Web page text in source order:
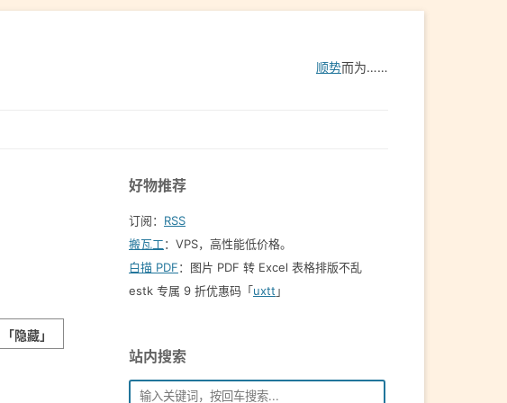
顺势而为……
「隐藏」
好物推荐
订阅： RSS
搬瓦工：VPS，高性能低价格。️
白描 PDF：图片 PDF 转 Excel 表格排版不乱
estk 专属 9 折优惠码「uxtt 」
站内搜索